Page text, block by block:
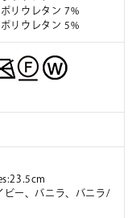
リウレタン 7%
リウレタン 5%
ー、バニラ、バニラ/